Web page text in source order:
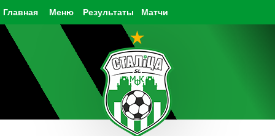
Главная Результаты Матчи
Меню